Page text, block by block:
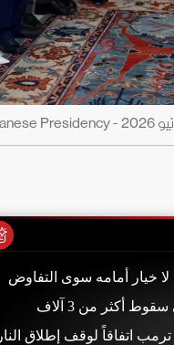
جوزاف عون في 2024 أن لبنان لا خيار أمامه سوى التفاوض
للحفاظ على السلم والاستقرار الداخلي، مشيراً إلى سقوط أكثر من 3 آلاف
اتفاقاً لوقف إطلاق النار